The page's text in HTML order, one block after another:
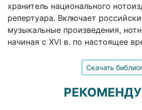
хранитель национального
репертуара. Включает
музыкальные произведения,
начиная с XVI в. по настоящее
Скачать